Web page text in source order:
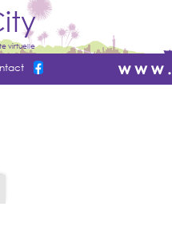
virtuelle